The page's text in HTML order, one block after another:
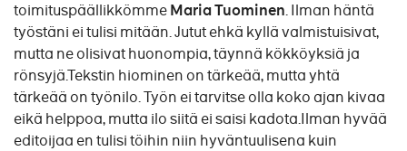
toimituspäällikkömmeMaria Tuominen. Ilman häntä
työstäni ei tulisi mitään. Jutut ehkä kyllä valmistuisivat,
mutta ne olisivat huonompia, täynnä kökköyksiä ja
rönsyjä.Tekstin hiominen on tärkeää, mutta yhtä
tärkeää on työnilo. Työn ei tarvitse olla koko ajan kivaa
eikä helppoa, mutta ilo siitä ei saisi kadota.Ilman hyvää
editoijaa en tulisi töihin niin hyväntuulisena kuin